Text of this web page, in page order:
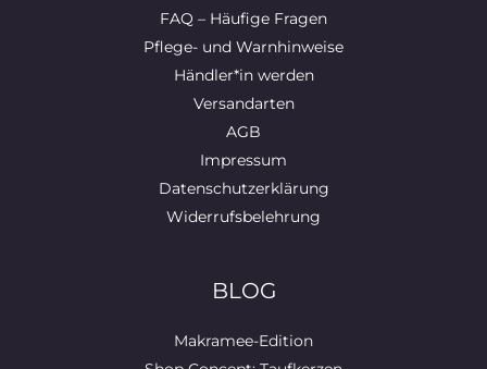
FAQ – Häufige Fragen
Pflege- und Warnhinweise
Händler*in werden
Versandarten
AGB
Impressum
Datenschutzerklärung
Widerrufsbelehrung
BLOG
Makramee-Edition